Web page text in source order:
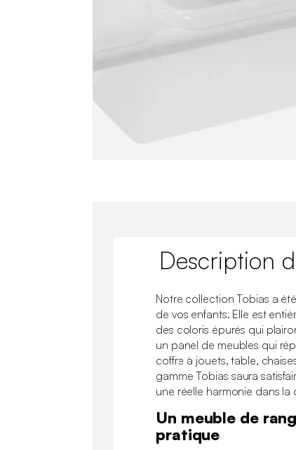
Description
Notre collection Tobias a
de vos enfants. Elle est
des coloris épurés qui
un panel de meubles qui
coffre à jouets, table,
gamme Tobias saura
une réelle harmonie dans
Un meuble de
pratique